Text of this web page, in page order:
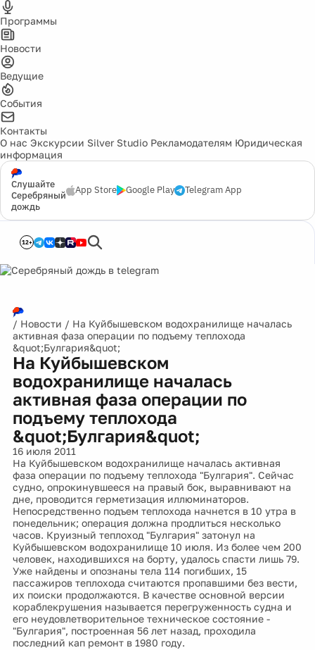
Программы
Новости
Ведущие
События
Контакты
О нас Экскурсии Silver Studio Рекламодателям Юридическая
информация
Слушайте
Серебряный
дождь
App Store Google Play Telegram App
12+
/ Новости / На Куйбышевском водохранилище началась
активная фаза операции по подъему теплохода
&quot;Булгария&quot;
На Куйбышевском
водохранилище началась
активная фаза операции по
подъему теплохода
&quot;Булгария&quot;
16 июля 2011
На Куйбышевском водохранилище началась активная
фаза операции по подъему теплохода "Булгария". Сейчас
судно, опрокинувшееся на правый бок, выравнивают на
дне, проводится герметизация иллюминаторов.
Непосредственно подъем теплохода начнется в 10 утра в
понедельник; операция должна продлиться несколько
часов. Круизный теплоход "Булгария" затонул на
Куйбышевском водохранилище 10 июля. Из более чем 200
человек, находившихся на борту, удалось спасти лишь 79.
Уже найдены и опознаны тела 114 погибших, 15
пассажиров теплохода считаются пропавшими без вести,
их поиски продолжаются. В качестве основной версии
кораблекрушения называется перегруженность судна и
его неудовлетворительное техническое состояние -
"Булгария", построенная 56 лет назад, проходила
последний кап ремонт в 1980 году.